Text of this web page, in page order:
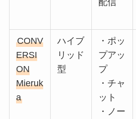
CONV
ERSI
ON
Mieruk
a
ハイブ
リッド
型
・ポッ
プアッ
プ
・チャ
ット
・ノー